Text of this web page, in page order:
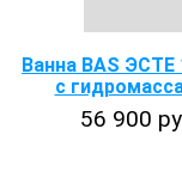
Ванна BAS ЭСТЕ
с
56 900